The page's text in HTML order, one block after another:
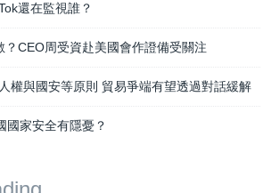
還在監視誰？
？CEO周受資赴美國會作證備受關注
權與國安等原則 貿易爭端有望透過對話緩解
國家安全有隱憂？